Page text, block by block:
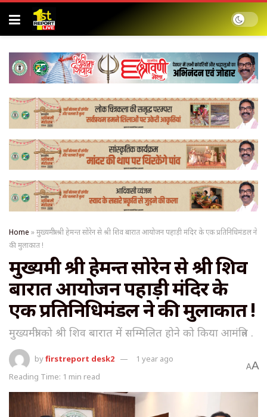
Home »मुख्यमंत्री श्री हेमन्त सोरेन से श्री शिव बारात आयोजन पहाड़ी मंदिर के एक प्रतिनिधिमंडल ने
की मुलाकात !
मुख्यमंत्री श्री हेमन्त सोरेन से श्री शिव
बारात आयोजन पहाड़ी मंदिर के
एक प्रतिनिधिमंडल ने की मुलाकात !
मुख्यमंत्री को श्री शिव बारात में सम्मिलित होने को किया आमंत्रित .
byfirstreport desk2
1 year ago
Reading Time: 1 min read
AA